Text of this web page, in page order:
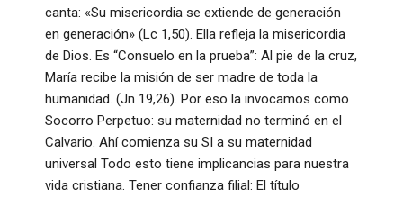
canta: «Su misericordia se extiende de generación
en generación» (Lc 1,50). Ella refleja la misericordia
de Dios. Es “Consuelo en la prueba”: Al pie de la cruz,
María recibe la misión de ser madre de toda la
humanidad. (Jn 19,26). Por eso la invocamos como
Socorro Perpetuo: su maternidad no terminó en el
Calvario. Ahí comienza su SI a su maternidad
universal Todo esto tiene implicancias para nuestra
vida cristiana. Tener confianza filial: El título